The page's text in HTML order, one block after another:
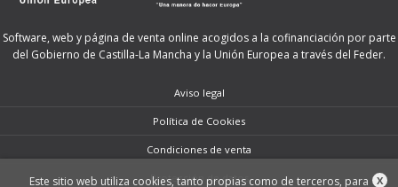
Software, web y página de venta online acogidos a la cofinanciación por parte
del Gobierno de Castilla-La Mancha y la Unión Europea a través del Feder.
Aviso legal
Política de Cookies
Condiciones de venta
Protección de datos X
Este sitio web utiliza cookies, tanto propias como de terceros, para